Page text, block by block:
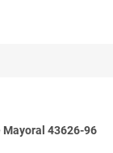
Mayoral 43626-96